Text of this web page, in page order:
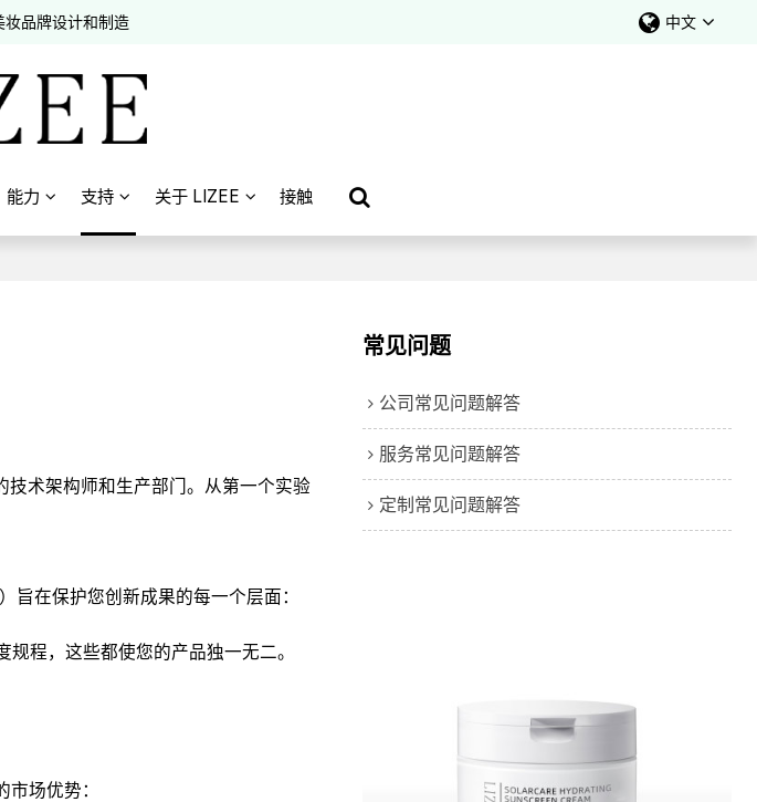
品牌设计和制造 中文
能力 支持 关于 LIZEE 接触
术架构师和生产部门。从第一个实验
在保护您创新成果的每一个层面：
程，这些都使您的产品独一无二。
场优势：
常见问题
公司常见问题解答
服务常见问题解答
定制常见问题解答